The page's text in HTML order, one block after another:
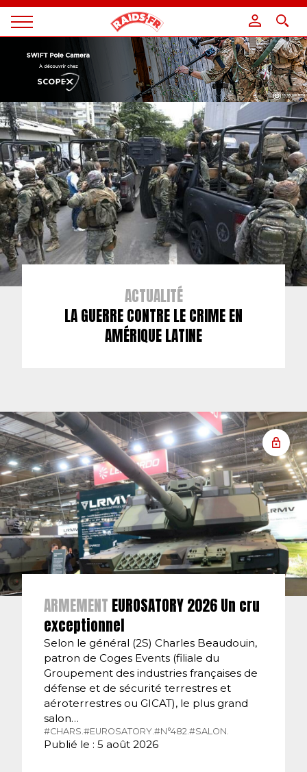
Magazine
ACTUALITÉ
LA GUERRE CONTRE LE CRIME EN
AMÉRIQUE LATINE
ARMEMENT EUROSATORY 2026 Un cru
exceptionnel
Selon le général (2S) Charles Beaudouin,
patron de Coges Events (filiale du
Groupement des industries françaises de
défense et de sécurité terrestres et
aéroterrestres ou GICAT), le plus grand
salon…
#CHARS. #EUROSATORY. #N°482. #SALON.
Publié le : 5 août 2026
Panneau de gestion des cookies